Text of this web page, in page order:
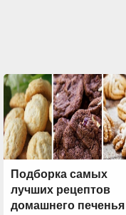
Подборка самых
лучших рецептов
домашнего печенья